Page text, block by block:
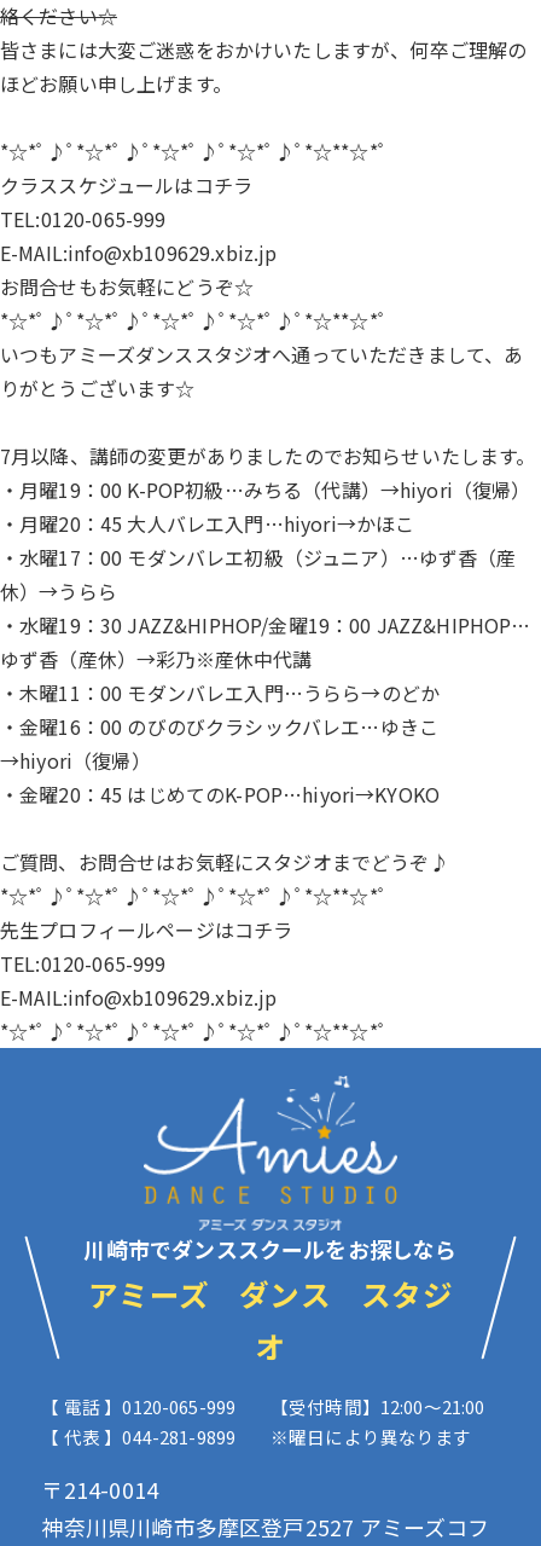
絡ください☆
皆さまには大変ご迷惑をおかけいたしますが、何卒ご理解の
ほどお願い申し上げます。
*☆*ﾟ♪ﾟ*☆*ﾟ♪ﾟ*☆*ﾟ♪ﾟ*☆*ﾟ♪ﾟ*☆**☆*ﾟ
クラススケジュールはコチラ
TEL:0120-065-999
E-MAIL:info@xb109629.xbiz.jp
お問合せもお気軽にどうぞ☆
*☆*ﾟ♪ﾟ*☆*ﾟ♪ﾟ*☆*ﾟ♪ﾟ*☆*ﾟ♪ﾟ*☆**☆*ﾟ
いつもアミーズダンススタジオへ通っていただきまして、あ
りがとうございます☆
7月以降、講師の変更がありましたのでお知らせいたします。
・月曜19：00 K-POP初級…みちる（代講）→hiyori（復帰）
・月曜20：45 大人バレエ入門…hiyori→かほこ
・水曜17：00 モダンバレエ初級（ジュニア）…ゆず香（産
休）→うらら
・水曜19：30 JAZZ&HIPHOP/金曜19：00 JAZZ&HIPHOP…
ゆず香（産休）→彩乃※産休中代講
・木曜11：00 モダンバレエ入門…うらら→のどか
・金曜16：00 のびのびクラシックバレエ…ゆきこ
→hiyori（復帰）
・金曜20：45 はじめてのK-POP…hiyori→KYOKO
ご質問、お問合せはお気軽にスタジオまでどうぞ♪
*☆*ﾟ♪ﾟ*☆*ﾟ♪ﾟ*☆*ﾟ♪ﾟ*☆*ﾟ♪ﾟ*☆**☆*ﾟ
先生プロフィールページはコチラ
TEL:0120-065-999
E-MAIL:info@xb109629.xbiz.jp
*☆*ﾟ♪ﾟ*☆*ﾟ♪ﾟ*☆*ﾟ♪ﾟ*☆*ﾟ♪ﾟ*☆**☆*ﾟ
川崎市でダンススクールをお探しなら
アミーズ ダンス スタジ
オ
【 電話 】0120-065-999
【 代表 】044-281-9899
【受付時間】12:00〜21:00
※曜日により異なります
〒214-0014
神奈川県川崎市多摩区登戸2527 アミーズコフ